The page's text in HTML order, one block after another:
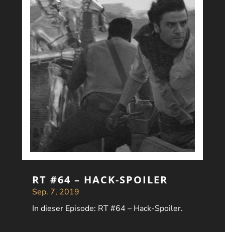
RT #64 – HACK-SPOILER
Sep. 7, 2019
In dieser Episode: RT #64 – Hack-Spoiler.